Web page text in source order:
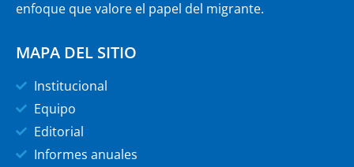
enfoque que valore el papel del migrante.
MAPA DEL SITIO
Institucional
Equipo
Editorial
Informes anuales